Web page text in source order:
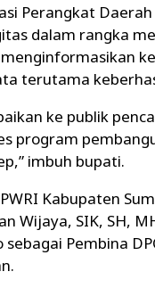
Perangkat
dalam rangka
terutama
ke publik
program
imbuh bupati.
Kabupaten
Wijaya, SIK, SH,
Pembina